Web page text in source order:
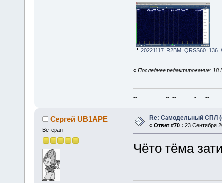
« Последнее редактирование: 18
--_ _ _ _ _ _ -- --_ _ _-_ _-- _ _
Сергей UB1APE
Ветеран
Re: Самодельный СПЛ
« Ответ #70 : 23 Сентября
Чёто тёма